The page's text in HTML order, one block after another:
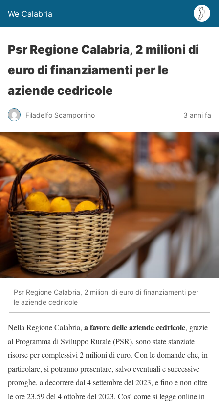
We Calabria
Psr Regione Calabria, 2 milioni di
euro di finanziamenti per le
aziende cedricole
Filadelfo Scamporrino 3 anni fa
Psr Regione Calabria, 2 milioni di euro di finanziamenti per
le aziende cedricole
Nella Regione Calabria, a favore delle aziende cedricole, grazie
al Programma di Sviluppo Rurale (PSR), sono state stanziate
risorse per complessivi 2 milioni di euro. Con le domande che, in
particolare, si potranno presentare, salvo eventuali e successive
proroghe, a decorrere dal 4 settembre del 2023, e fino e non oltre
le ore 23.59 del 4 ottobre del 2023. Così come si legge online in